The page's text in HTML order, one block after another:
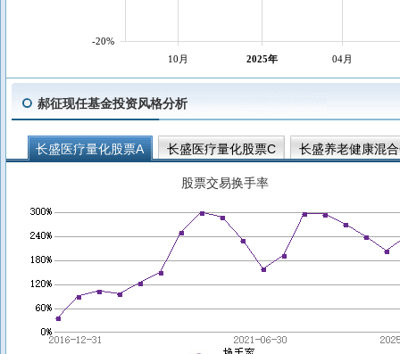
10月 2025年 04月
-20%
郝征现任基金投资风格分析
长盛医疗量化股票A 长盛医疗量化股票C 长盛养老健康混
股票交易换手率